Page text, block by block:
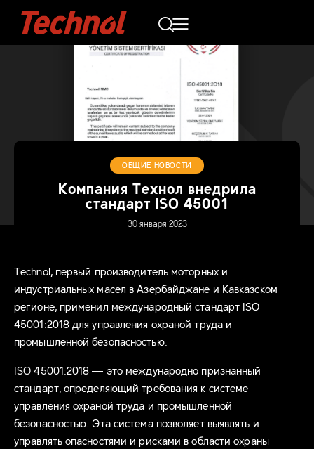
ОБЩИЕ НОВОСТИ
Компания Технол внедрила
стандарт ISO 45001
30 января 2023
Technol, первый производитель моторных и
индустриальных масел в Азербайджане и Кавказском
регионе, применил международный стандарт ISO
45001:2018 для управления охраной труда и
промышленной безопасностью.
ISO 45001:2018 — это международно признанный
стандарт, определяющий требования к системе
управления охраной труда и промышленной
безопасностью. Эта система позволяет выявлять и
управлять опасностями и рисками в области охраны